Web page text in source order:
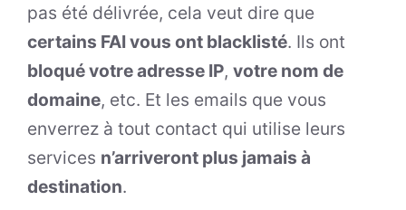
pas été délivrée, cela veut dire que
certains FAI vous ont blacklisté. Ils ont
bloqué votre adresse IP, votre nom de
domaine, etc. Et les emails que vous
enverrez à tout contact qui utilise leurs
services n’arriveront plus jamais à
destination.